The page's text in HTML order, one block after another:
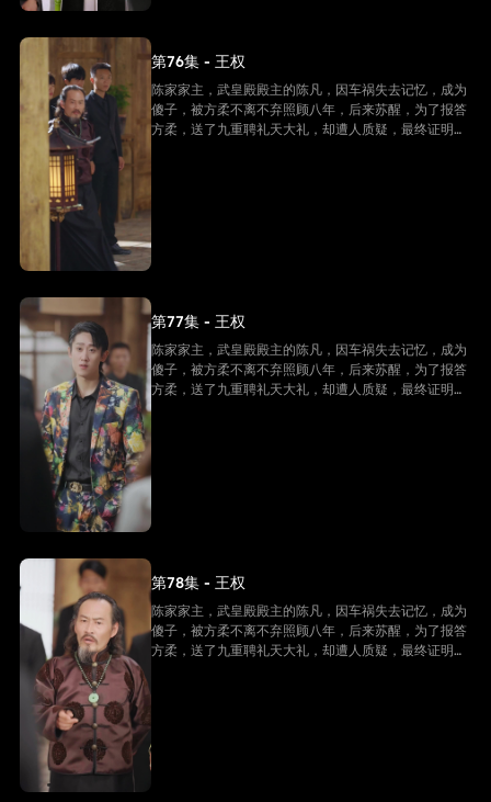
第76集 - 王权
陈家家主，武皇殿殿主的陈凡，因车祸失去记忆，成为
傻子，被方柔不离不弃照顾八年，后来苏醒，为了报答
方柔，送了九重聘礼天大礼，却遭人质疑，最终证明他
第77集 - 王权
陈家家主，武皇殿殿主的陈凡，因车祸失去记忆，成为
傻子，被方柔不离不弃照顾八年，后来苏醒，为了报答
方柔，送了九重聘礼天大礼，却遭人质疑，最终证明他
是陈家家主，并且还是武皇殿武皇，最终跟方柔有情人
终成眷属。
第78集 - 王权
陈家家主，武皇殿殿主的陈凡，因车祸失去记忆，成为
傻子，被方柔不离不弃照顾八年，后来苏醒，为了报答
方柔，送了九重聘礼天大礼，却遭人质疑，最终证明他